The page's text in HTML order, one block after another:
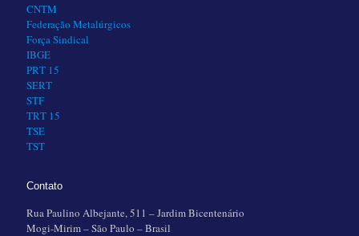
CNTM
Federação Metalúrgicos
Força Sindical
IBGE
PRT 15
SERT
STF
TRT 15
TSE
TST
Contato
Rua Paulino Albejante, 511 – Jardim Bicentenário
Mogi-Mirim – São Paulo – Brasil